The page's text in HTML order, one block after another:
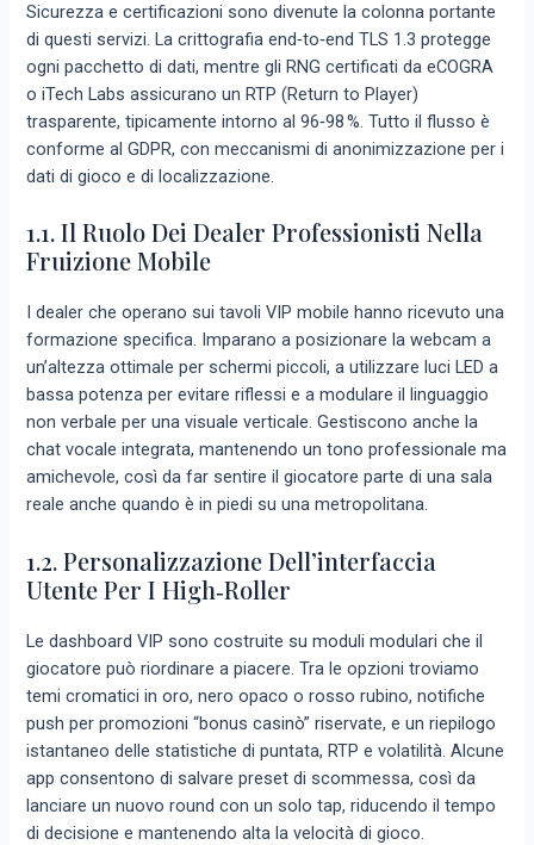
Sicurezza e certificazioni sono divenute la colonna portante
di questi servizi. La crittografia end‑to‑end TLS 1.3 protegge
ogni pacchetto di dati, mentre gli RNG certificati da eCOGRA
o iTech Labs assicurano un RTP (Return to Player)
trasparente, tipicamente intorno al 96‑98 %. Tutto il flusso è
conforme al GDPR, con meccanismi di anonimizzazione per i
dati di gioco e di localizzazione.
1.1. Il Ruolo Dei Dealer Professionisti Nella
Fruizione Mobile
I dealer che operano sui tavoli VIP mobile hanno ricevuto una
formazione specifica. Imparano a posizionare la webcam a
un’altezza ottimale per schermi piccoli, a utilizzare luci LED a
bassa potenza per evitare riflessi e a modulare il linguaggio
non verbale per una visuale verticale. Gestiscono anche la
chat vocale integrata, mantenendo un tono professionale ma
amichevole, così da far sentire il giocatore parte di una sala
reale anche quando è in piedi su una metropolitana.
1.2. Personalizzazione Dell’interfaccia
Utente Per I High‑roller
Le dashboard VIP sono costruite su moduli modulari che il
giocatore può riordinare a piacere. Tra le opzioni troviamo
temi cromatici in oro, nero opaco o rosso rubino, notifiche
push per promozioni “bonus casinò” riservate, e un riepilogo
istantaneo delle statistiche di puntata, RTP e volatilità. Alcune
app consentono di salvare preset di scommessa, così da
lanciare un nuovo round con un solo tap, riducendo il tempo
di decisione e mantenendo alta la velocità di gioco.